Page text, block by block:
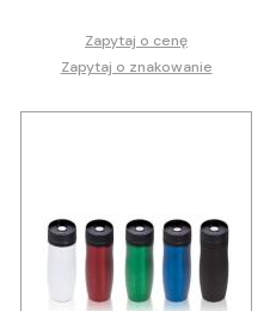
Zapytaj o cenę
Zapytaj o znakowanie